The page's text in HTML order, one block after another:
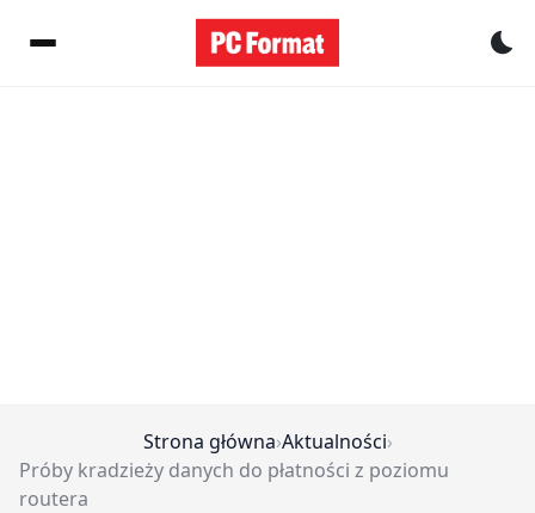
Strona główna›Aktualności›
Próby kradzieży danych do płatności z poziomu
routera